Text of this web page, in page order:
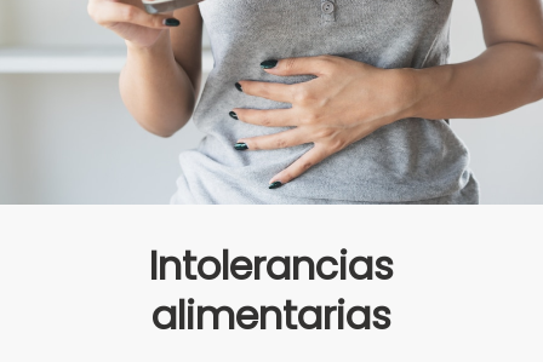
Intolerancias
alimentarias